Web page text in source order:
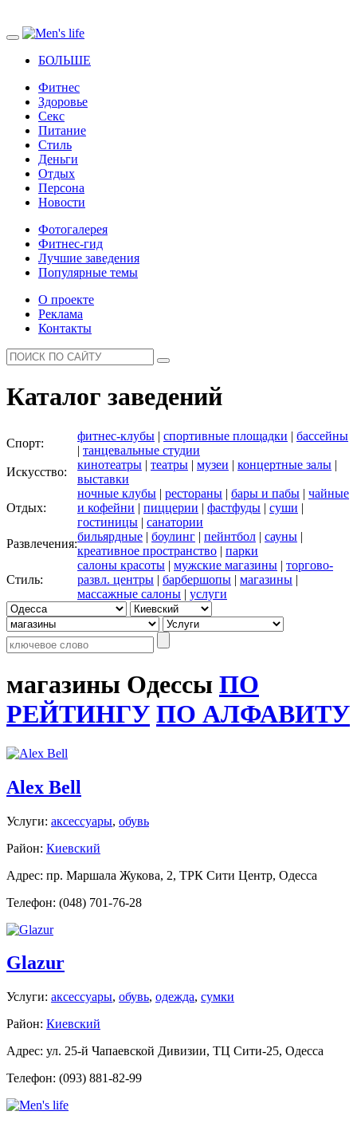
БОЛЬШЕ
Фитнес
Здоровье
Секс
Питание
Стиль
Деньги
Отдых
Персона
Новости
Фотогалерея
Фитнес-гид
Лучшие заведения
Популярные темы
О проекте
Реклама
Контакты
Каталог заведений
Спорт:
фитнес-клубы | спортивные площадки | бассейны
| танцевальные студии
Искусство:
кинотеатры | театры | музеи | концертные залы |
выставки
Отдых:
ночные клубы | рестораны | бары и пабы | чайные
и кофейни | пиццерии | фастфуды | суши |
гостиницы | санатории
Развлечения:
бильярдные | боулинг | пейнтбол | сауны |
креативное пространство | парки
Стиль:
салоны красоты | мужские магазины | торгово-
развл. центры | барбершопы | магазины |
массажные салоны | услуги
магазины Одессы ПО
РЕЙТИНГУ ПО АЛФАВИТУ
Alex Bell
Услуги: аксессуары, обувь
Район: Киевский
Адрес: пр. Маршала Жукова, 2, ТРК Сити Центр, Одесса
Телефон: (048) 701-76-28
Glazur
Услуги: аксессуары, обувь, одежда, сумки
Район: Киевский
Адрес: ул. 25-й Чапаевской Дивизии, ТЦ Сити-25, Одесса
Телефон: (093) 881-82-99